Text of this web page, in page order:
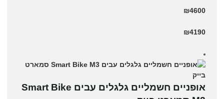
₪4600
₪4190
אופניים חשמליים גלגלים עבים Smart Bike